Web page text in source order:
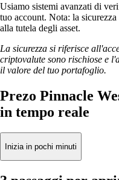
Usiamo sistemi avanzati di
tuo account. Nota: la
alla tutela degli asset.
La sicurezza si riferisce
criptovalute sono rischiose e
il valore del tuo portafoglio.
Prezo Pinnacle
in tempo reale
Inizia in pochi minuti